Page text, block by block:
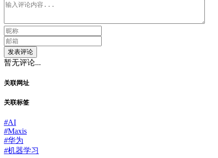
发表评论
暂无评论...
关联网址
关联标签
#AI
#Maxis
#华为
#机器学习